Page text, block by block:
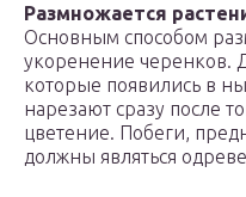
Размножается
Основным способом
укоренение черенков.
которые появились в
нарезают сразу после
цветение. Побеги,
должны являться